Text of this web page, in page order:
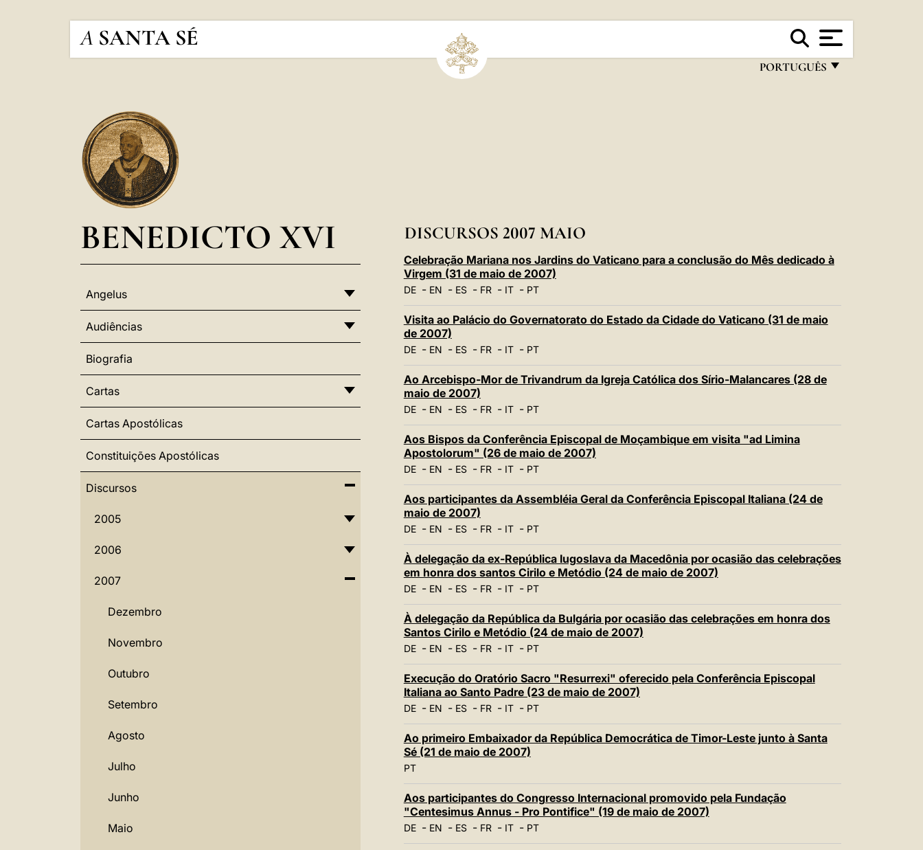
A SANTA SÉ
PORTUGUÊS
POLSKI
中文
BENEDICTO XVI
Angelus
Audiências
Biografia
Cartas
Cartas Apostólicas
Constituições Apostólicas
Discursos
2005
2006
2007
Dezembro
Novembro
Outubro
Setembro
Agosto
Julho
Junho
Maio
DISCURSOS 2007 MAIO
Celebração Mariana nos Jardins do Vaticano para a conclusão do Mês dedicado à
Virgem (31 de maio de 2007)
DE- EN - ES- FR- IT- PT
Visita ao Palácio do Governatorato do Estado da Cidade do Vaticano (31 de maio
de 2007)
DE- EN - ES- FR- IT- PT
Ao Arcebispo-Mor de Trivandrum da Igreja Católica dos Sírio-Malancares (28 de
maio de 2007)
DE- EN - ES- FR- IT- PT
Aos Bispos da Conferência Episcopal de Moçambique em visita "ad Limina
Apostolorum" (26 de maio de 2007)
DE- EN - ES- FR- IT- PT
Aos participantes da Assembléia Geral da Conferência Episcopal Italiana (24 de
maio de 2007)
DE- EN - ES- FR- IT- PT
À delegação da ex-República Iugoslava da Macedônia por ocasião das celebrações
em honra dos santos Cirilo e Metódio (24 de maio de 2007)
DE- EN - ES- FR- IT- PT
À delegação da República da Bulgária por ocasião das celebrações em honra dos
Santos Cirilo e Metódio (24 de maio de 2007)
DE- EN - ES- FR- IT- PT
Execução do Oratório Sacro "Resurrexi" oferecido pela Conferência Episcopal
Italiana ao Santo Padre (23 de maio de 2007)
DE- EN - ES- FR- IT- PT
Ao primeiro Embaixador da República Democrática de Timor-Leste junto à Santa
Sé (21 de maio de 2007)
PT
Aos participantes do Congresso Internacional promovido pela Fundação
"Centesimus Annus - Pro Pontifice" (19 de maio de 2007)
DE- EN - ES- FR- IT- PT